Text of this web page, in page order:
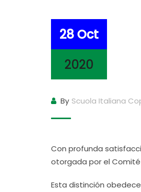
28 Oct
2020
By Scuola Italiana
Con profunda
otorgada por el
Esta distinción